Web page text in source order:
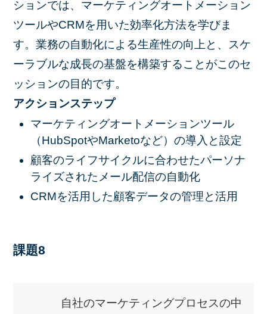
ションでは、マーケティングオートメーション
ツールやCRMを用いた効率化方法を学びま
す。業務の自動化による生産性の向上と、スケ
ーラブルな成長の基盤を構築することがこのセ
ッションの目的です。
アクションステップ
マーケティングオートメーションツール
（HubSpotやMarketoなど）の導入と設定
顧客のライフサイクルに合わせたパーソナ
ライズされたメール配信の自動化
CRMを活用した顧客データの管理と活用
課題8
自社のマーケティングプロセスの中